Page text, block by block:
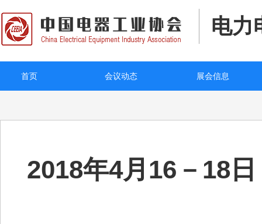
电力
首页 会议动态 展会信息
2018年4月16－18